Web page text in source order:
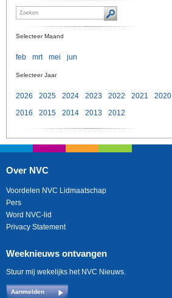
Selecteer Maand
feb mrt mei jun
Selecteer Jaar
2026 2025 2024 2023 2022 2021 2020
2016
2015 2014 2013 2012
Over NVC
Voordelen NVC Lidmaatschap
Pers
Word NVC-lid
Privacy Statement
Weeknieuws ontvangen
Stuur mij wekelijks het NVC Nieuws.
Aanmelden